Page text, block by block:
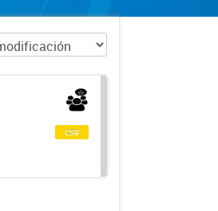
csv